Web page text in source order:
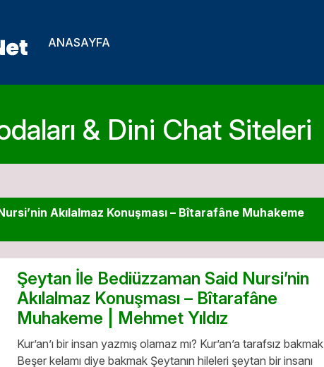
ANASAYFA
& Dini Chat Siteleri
Akılalmaz Konuşması – Bîtarafâne Muhakeme
Şeytan İle Bediüzzaman Said Nursi’nin
Akılalmaz Konuşması – Bîtarafâne
Muhakeme | Mehmet Yıldız
Kur’an’ı bir insan yazmış olamaz mı? Kur’an’a tarafsız bakmak
Beşer kelamı diye bakmak Şeytanın hileleri şeytan bir insanı